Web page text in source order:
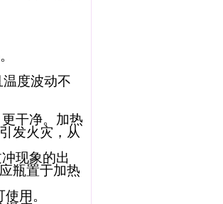
度波动不
干净。加热
发火灾，从
现象的出
瓶置于加热
用。